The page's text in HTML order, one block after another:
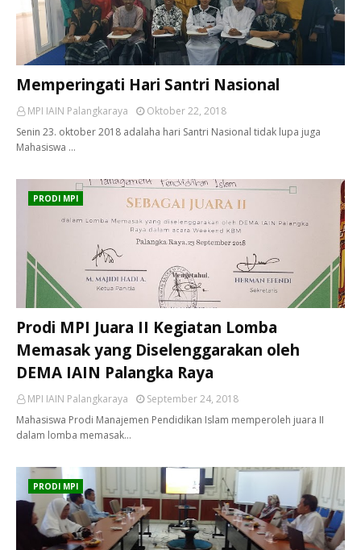
Memperingati Hari Santri Nasional
MPI IAIN Palangkaraya
Oktober 22, 2018
Senin 23. oktober 2018 adalaha hari Santri Nasional tidak lupa juga
Mahasiswa …
PRODI MPI
Prodi MPI Juara II Kegiatan Lomba
Memasak yang Diselenggarakan oleh
DEMA IAIN Palangka Raya
MPI IAIN Palangkaraya
September 24, 2018
Mahasiswa Prodi Manajemen Pendidikan Islam memperoleh juara II
dalam lomba memasak…
PRODI MPI